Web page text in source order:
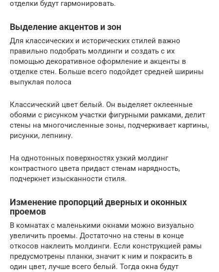
отделки будут гармонировать.
Выделение акцентов и зон
Для классических и исторических стилей важно
правильно подобрать молдинги и создать с их
помощью декоративное оформление и акценты в
отделке стен. Больше всего подойдет средней ширины
выпуклая полоса
Классический цвет белый. Он выделяет оклеенные
обоями с рисунком участки фигурными рамками, делит
стены на многочисленные зоны, подчеркивает картины,
рисунки, лепнину.
На однотонных поверхностях узкий молдинг
контрастного цвета придаст стенам нарядность,
подчеркнет изысканности стиля.
Изменение пропорций дверных и оконных
проемов
В комнатах с маленькими окнами можно визуально
увеличить проемы. Достаточно на стены в конце
откосов наклеить молдинги. Если конструкцией рамы
предусмотрены планки, значит к ним и покрасить в
один цвет, лучше всего белый. Тогда окна будут